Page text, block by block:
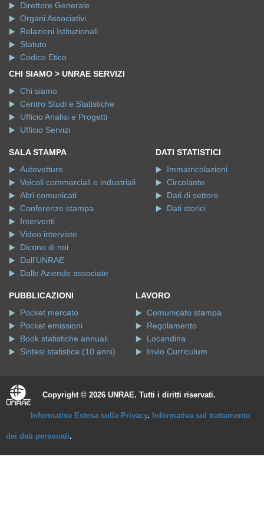
Direttore Generale
Organi Associativi
Relazioni Istituzionali
Statuto
Codice Etico
CHI SIAMO > UNRAE SERVIZI
Chi siamo
Centro Studi e Statistiche
Ufficio Analisi e Progetti
Ufficio Servizi
SALA STAMPA
Autovetture
Veicoli commerciali e industriali
Altri comunicati
Conferenze stampa
Interventi
Video interviste
Dicono di noi
Dall'UNRAE
Dalle Aziende associate
DATI STATISTICI
Immatricolazioni
Circolante
Dati di settore
Dati storici
PUBBLICAZIONI
Pocket mercato
Pocket emissioni
Book statistiche annuali
Sintesi statistica (10 anni)
LAVORO
Comunicato stampa
Regolamento
Locandina
Invio Curriculum
Copyright © 2026 UNRAE. Tutti i diritti riservati.
Informativa Estesa sulla Privacy. Informativa sul trattamento
dei dati personali.